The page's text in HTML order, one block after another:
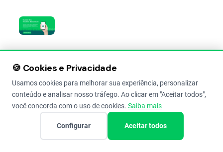
o
preço
de
venda
🍪 Cookies e Privacidade
Usamos cookies para melhorar sua experiência, personalizar
conteúdo e analisar nosso tráfego. Ao clicar em "Aceitar todos",
você concorda com o uso de cookies. Saiba mais
Configurar Aceitar todos